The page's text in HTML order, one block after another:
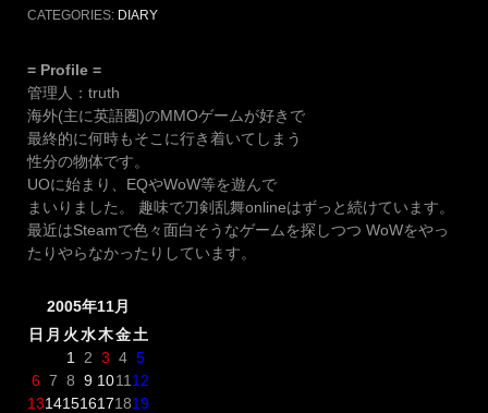
CATEGORIES: DIARY
= Profile =
管理人：truth
海外(主に英語圏)のMMOゲームが好きで
最終的に何時もそこに行き着いてしまう
性分の物体です。
UOに始まり、EQやWoW等を遊んで
まいりました。 趣味で刀剣乱舞onlineはずっと続けています。
最近はSteamで色々面白そうなゲームを探しつつ WoWをやっ
たりやらなかったりしています。
2005年11月
日 月 火水木金土
1
2 3 4 5
6 7 8 9 1011 12
13141516171819